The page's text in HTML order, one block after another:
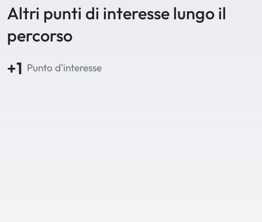
Altri punti di interesse lungo il
percorso
+1 Punto d'interesse